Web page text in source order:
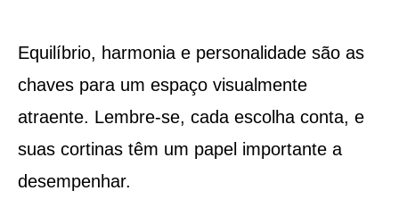
Equilíbrio, harmonia e personalidade são as
chaves para um espaço visualmente
atraente. Lembre-se, cada escolha conta, e
suas cortinas têm um papel importante a
desempenhar.